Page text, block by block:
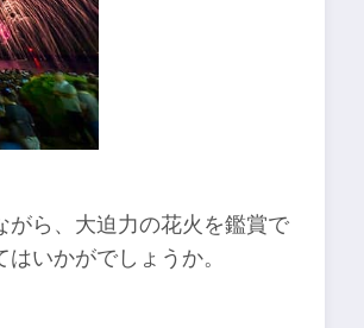
がら、大迫力の花火を鑑賞で
いかがでしょうか。